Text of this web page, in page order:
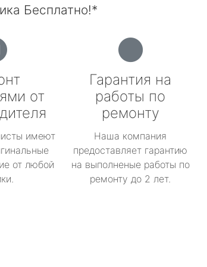
Бесплатно!*
от
имеют
от любой
Гарантия на
работы по
ремонту
Наша компания
предоставляет гарантию
на выполненые работы по
ремонту до 2 лет.